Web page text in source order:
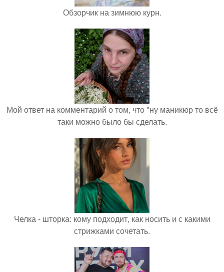
Обзорчик на зимнюю курн.
Мой ответ на комментарий о том, что "ну маникюр то всё
таки можно было бы сделать.
Челка - шторка: кому подходит, как носить и с какими
стрижками сочетать.